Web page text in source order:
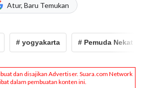
Atur, Baru Temukan
# yogyakarta # Pemuda Nekat